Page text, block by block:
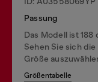
Passung
Das Modell ist
Sehen Sie sich
Größe
Größentabelle